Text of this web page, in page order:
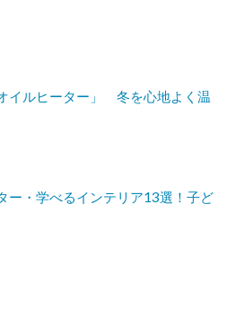
イルヒーター」 冬を心地よく温
ー・学べるインテリア13選！子ど